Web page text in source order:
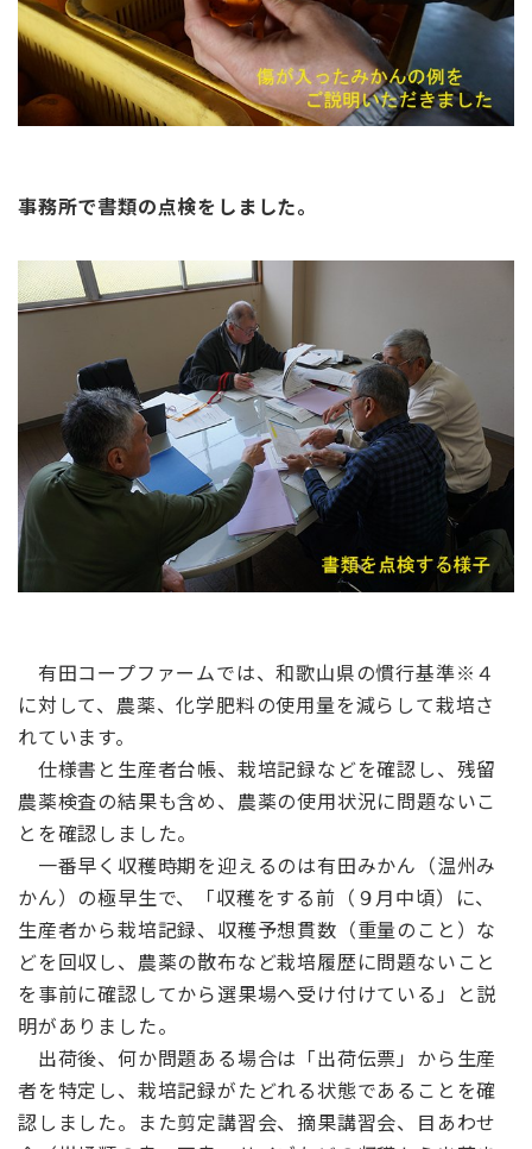
事務所で書類の点検をしました。
有田コープファームでは、和歌山県の慣行基準※４
に対して、農薬、化学肥料の使用量を減らして栽培さ
れています。
仕様書と生産者台帳、栽培記録などを確認し、残留
農薬検査の結果も含め、農薬の使用状況に問題ないこ
とを確認しました。
一番早く収穫時期を迎えるのは有田みかん（温州み
かん）の極早生で、「収穫をする前（９月中頃）に、
生産者から栽培記録、収穫予想貫数（重量のこと）な
どを回収し、農薬の散布など栽培履歴に問題ないこと
を事前に確認してから選果場へ受け付けている」と説
明がありました。
出荷後、何か問題ある場合は「出荷伝票」から生産
者を特定し、栽培記録がたどれる状態であることを確
認しました。また剪定講習会、摘果講習会、目あわせ